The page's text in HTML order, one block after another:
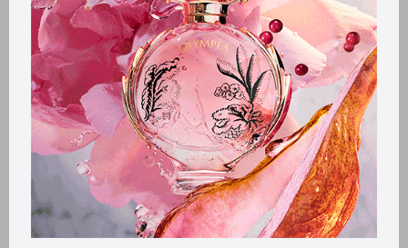
Retiros gratuitos en tiendas
Productos que te pueden interesar